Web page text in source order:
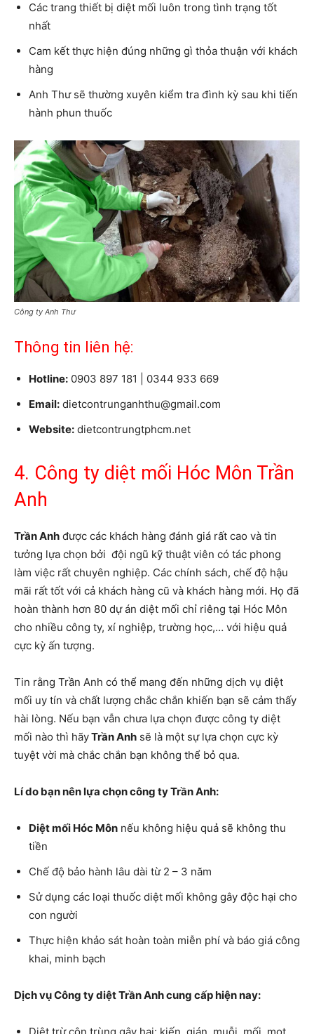
Các trang thiết bị diệt mối luôn trong tình trạng tốt
nhất
Cam kết thực hiện đúng những gì thỏa thuận với khách
hàng
Anh Thư sẽ thường xuyên kiểm tra đình kỳ sau khi tiến
hành phun thuốc
Công ty Anh Thư
Thông tin liên hệ:
Hotline: 0903 897 181 | 0344 933 669
Email: dietcontrunganhthu@gmail.com
Website: dietcontrungtphcm.net
4. Công ty diệt mối Hóc Môn Trần
Anh
Trần Anh được các khách hàng đánh giá rất cao và tin
tưởng lựa chọn bởi đội ngũ kỹ thuật viên có tác phong
làm việc rất chuyên nghiệp. Các chính sách, chế độ hậu
mãi rất tốt với cả khách hàng cũ và khách hàng mới. Họ đã
hoàn thành hơn 80 dự án diệt mối chỉ riêng tại Hóc Môn
cho nhiều công ty, xí nghiệp, trường học,… với hiệu quả
cực kỳ ấn tượng.
Tin rằng Trần Anh có thể mang đến những dịch vụ diệt
mối uy tín và chất lượng chắc chắn khiến bạn sẽ cảm thấy
hài lòng. Nếu bạn vẫn chưa lựa chọn được công ty diệt
mối nào thì hãyTrần Anh sẽ là một sự lựa chọn cực kỳ
tuyệt vời mà chắc chắn bạn không thể bỏ qua.
Lí do bạn nên lựa chọn công ty Trần Anh:
Diệt mối Hóc Môn nếu không hiệu quả sẽ không thu
tiền
Chế độ bảo hành lâu dài từ 2 – 3 năm
Sử dụng các loại thuốc diệt mối không gây độc hại cho
con người
Thực hiện khảo sát hoàn toàn miễn phí và báo giá công
khai, minh bạch
Dịch vụ Công ty diệt Trần Anh cung cấp hiện nay: